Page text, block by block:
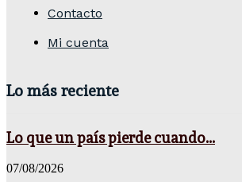
Contacto
Mi cuenta
Lo más reciente
Lo que un país pierde cuando...
07/08/2026